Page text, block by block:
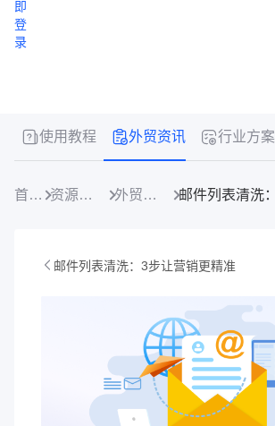
格
中
心
即
登
录
使用教程 外贸资讯 行业方案
首页 资源中心 外贸资讯
邮件列表清洗：3步让营销更精准